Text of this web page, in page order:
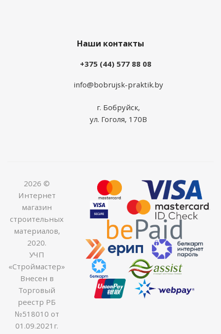
Наши контакты
+375 (44) 577 88 08
info@bobrujsk-praktik.by
г. Бобруйск,
ул. Гоголя, 170В
2026 ©
Интернет
магазин
строительных
материалов,
2020.
УЧП
«Строймастер»
Внесен в
Торговый
реестр РБ
№518010 от
01.09.2021г.